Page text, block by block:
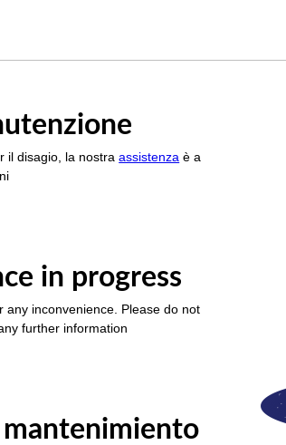
il disagio, la nostraassistenza è a
in progress
inconvenience. Please do not
further information
mantenimiento